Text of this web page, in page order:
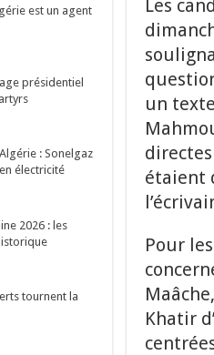
Les
un
étaient
Pour
Khatir
est un agent
présidentiel
: Sonelgaz
électricité
2026 : les
tournent la